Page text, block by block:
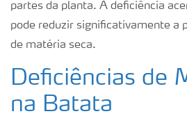
partes da planta. A deficiência
pode reduzir significativamente a
de matéria seca.
Deficiências de
na Batata